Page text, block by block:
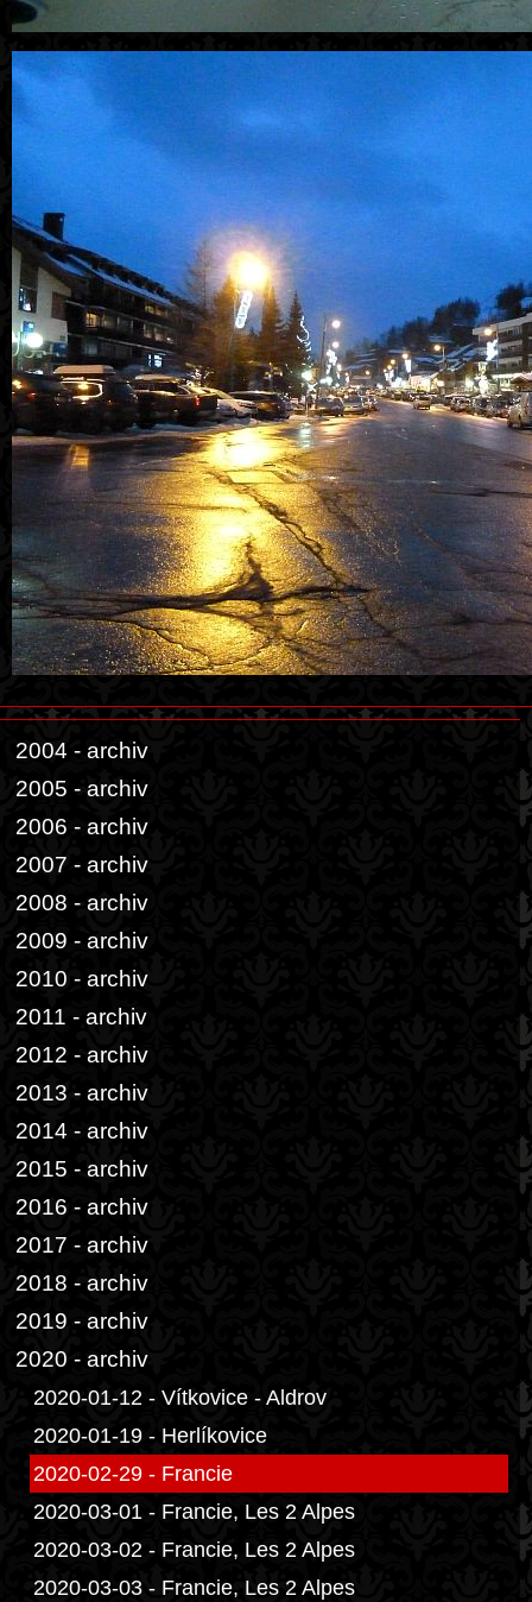
2004 - archiv
2005 - archiv
2006 - archiv
2007 - archiv
2008 - archiv
2009 - archiv
2010 - archiv
2011 - archiv
2012 - archiv
2013 - archiv
2014 - archiv
2015 - archiv
2016 - archiv
2017 - archiv
2018 - archiv
2019 - archiv
2020 - archiv
2020-01-12 - Vítkovice - Aldrov
2020-01-19 - Herlíkovice
2020-02-29 - Francie
2020-03-01 - Francie, Les 2 Alpes
2020-03-02 - Francie, Les 2 Alpes
2020-03-03 - Francie, Les 2 Alpes